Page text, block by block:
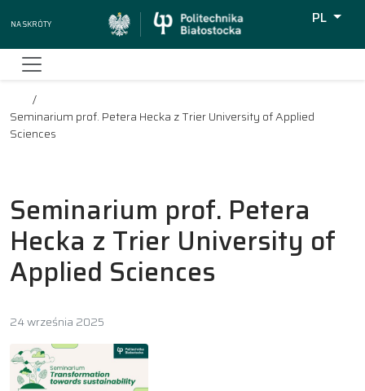
Na skróty
PL
Seminarium prof. Petera Hecka z Trier University of Applied
Sciences
Seminarium prof. Petera
Hecka z Trier University of
Applied Sciences
24 września 2025